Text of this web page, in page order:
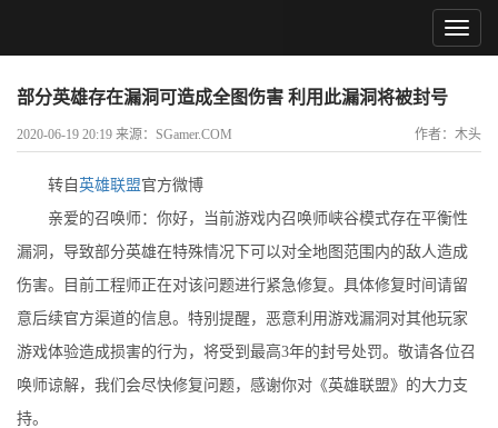
部分英雄存在漏洞可造成全图伤害 利用此漏洞将被封号
2020-06-19 20:19 来源：SGamer.COM 作者：木头
转自 英雄联盟官方微博
亲爱的召唤师：你好，当前游戏内召唤师峡谷模式存在平衡性
漏洞，导致部分英雄在特殊情况下可以对全地图范围内的敌人造成
伤害。目前工程师正在对该问题进行紧急修复。具体修复时间请留
意后续官方渠道的信息。特别提醒，恶意利用游戏漏洞对其他玩家
游戏体验造成损害的行为，将受到最高3年的封号处罚。敬请各位召
唤师谅解，我们会尽快修复问题，感谢你对《英雄联盟》的大力支
持。